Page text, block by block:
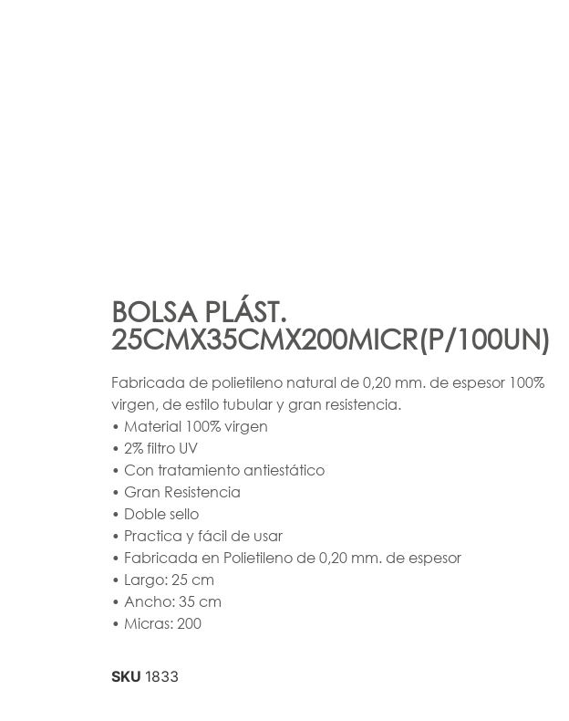
BOLSA PLÁST.
25CMX35CMX200MICR(P/100UN)
Fabricada de polietileno natural de 0,20 mm. de espesor 100%
virgen, de estilo tubular y gran resistencia.
• Material 100% virgen
• 2% filtro UV
• Con tratamiento antiestático
• Gran Resistencia
• Doble sello
• Practica y fácil de usar
• Fabricada en Polietileno de 0,20 mm. de espesor
• Largo: 25 cm
• Ancho: 35 cm
• Micras: 200
SKU 1833